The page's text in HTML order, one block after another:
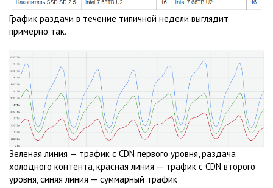
График раздачи в течение типичной недели выглядит
примерно так.
Зеленая линия — трафик с CDN первого уровня, раздача
холодного контента, красная линия — трафик с CDN второго
уровня, синяя линия — суммарный трафик